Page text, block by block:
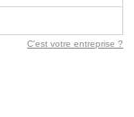
C'est votre entreprise ?